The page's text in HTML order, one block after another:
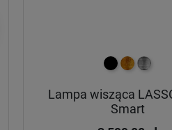
czarny
złotysrebrny
Lampa wisząca
Smart